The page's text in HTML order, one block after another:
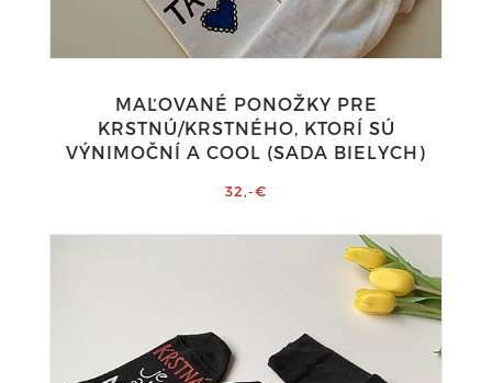
MAĽOVANÉ PONOŽKY PRE
KRSTNÚ/KRSTNÉHO, KTORÍ SÚ
VÝNIMOČNÍ A COOL (SADA BIELYCH)
32,-€